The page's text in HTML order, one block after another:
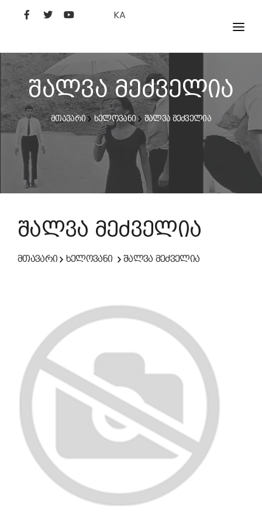
KA
ᲤᲘᲚᲛᲔᲑᲘ
ᲮᲔᲚᲝᲕᲐᲜᲘ
ᲙᲘᲜᲝᲡᲢᲣᲓᲘᲐ
ᲙᲘᲜᲝᲐᲙᲐᲓᲔᲛᲘᲐ
შალვა მეძველია
მთავარი ხელოვანი შალვა მეძველია
შალვა მეძველია
მთავარი ხელოვანი შალვა მეძველია